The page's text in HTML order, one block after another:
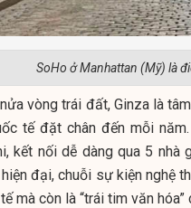
SoHo ở Manhattan (Mỹ) là
vòng trái đất, Ginza là
tế đặt chân đến mỗi
kết nối dễ dàng qua 5
đại, chuỗi sự kiện nghệ
mà còn là “trái tim văn hóa”